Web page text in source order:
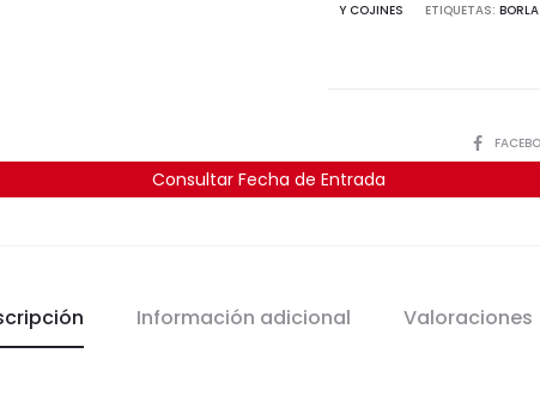
Consultar Fecha de Entrada
Y COJINES
ETIQUETAS:
Información adicional Valoraciones